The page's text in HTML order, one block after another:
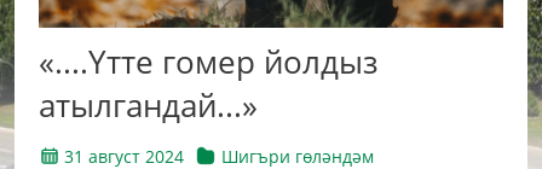
«....Үтте гомер йолдыз
атылгандай...»
31 август 2024
Шигъри гөләндәм